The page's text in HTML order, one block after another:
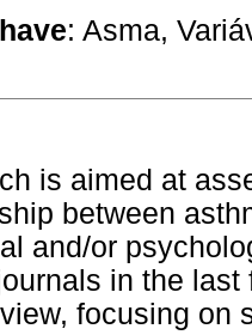
: Asma,
is aimed at
between
and/or
in the
focusing